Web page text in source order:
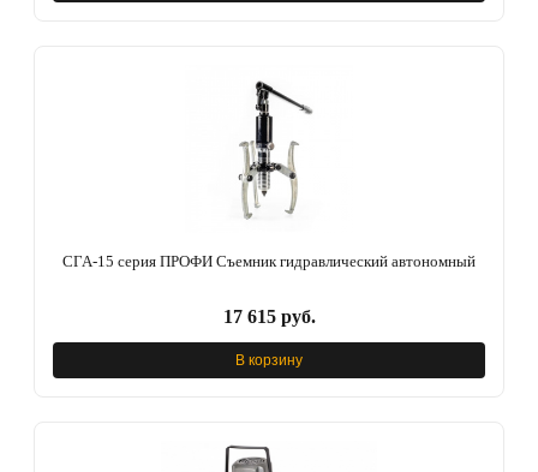
СГА-15 серия ПРОФИ Съемник гидравлический автономный
17 615 руб.
В корзину